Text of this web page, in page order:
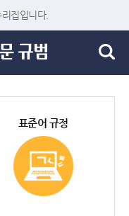
집입니다.
표준어 규정